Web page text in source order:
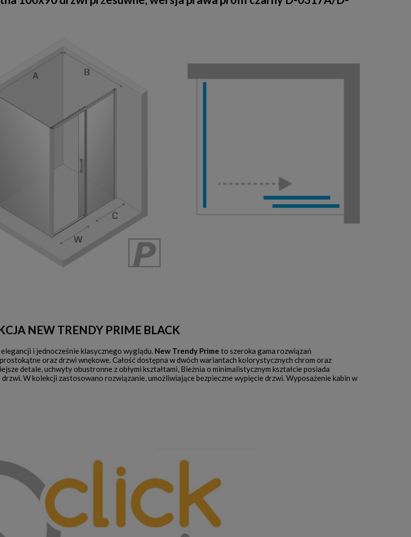
NEW TRENDY PRIME BLACK
i jednocześnie klasycznego wyglądu. New Trendy Prime to szeroka gama rozwiązań
oraz drzwi wnękowe. Całość dostępna w dwóch wariantach kolorystycznych chrom oraz
detale, uchwyty obustronne z obłymi kształtami, Bieżnia o minimalistycznym kształcie posiada
W kolekcji zastosowano rozwiązanie, umożliwiające bezpieczne wypięcie drzwi. Wyposażenie kabin w